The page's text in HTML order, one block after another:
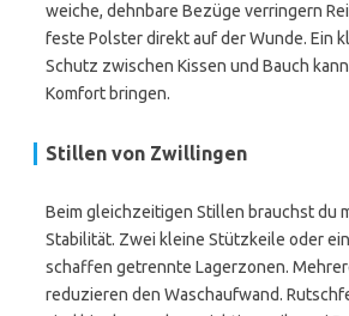
weiche, dehnbare Bezüge verringern
feste Polster direkt auf der Wunde. Ein
Schutz zwischen Kissen und Bauch
Komfort bringen.
Stillen von Zwillingen
Beim gleichzeitigen Stillen brauchst du
Stabilität. Zwei kleine Stützkeile oder
schaffen getrennte Lagerzonen.
reduzieren den Waschaufwand.